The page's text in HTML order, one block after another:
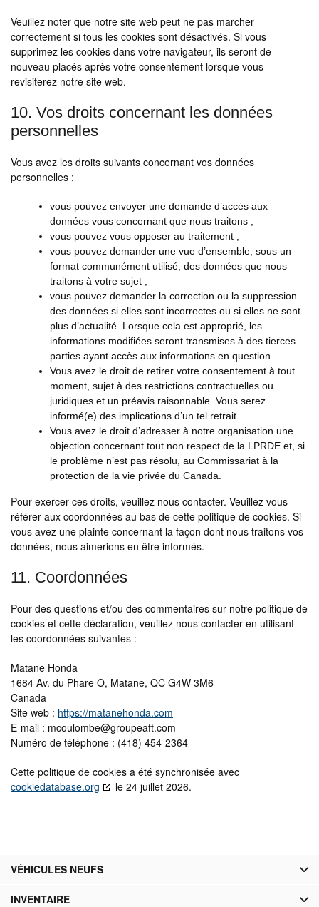
Veuillez noter que notre site web peut ne pas marcher
correctement si tous les cookies sont désactivés. Si vous
supprimez les cookies dans votre navigateur, ils seront de
nouveau placés après votre consentement lorsque vous
revisiterez notre site web.
10. Vos droits concernant les données
personnelles
Vous avez les droits suivants concernant vos données
personnelles :
vous pouvez envoyer une demande d’accès aux
données vous concernant que nous traitons ;
vous pouvez vous opposer au traitement ;
vous pouvez demander une vue d’ensemble, sous un
format communément utilisé, des données que nous
traitons à votre sujet ;
vous pouvez demander la correction ou la suppression
des données si elles sont incorrectes ou si elles ne sont
plus d’actualité. Lorsque cela est approprié, les
informations modifiées seront transmises à des tierces
parties ayant accès aux informations en question.
Vous avez le droit de retirer votre consentement à tout
moment, sujet à des restrictions contractuelles ou
juridiques et un préavis raisonnable. Vous serez
informé(e) des implications d’un tel retrait.
Vous avez le droit d’adresser à notre organisation une
objection concernant tout non respect de la LPRDE et, si
le problème n’est pas résolu, au Commissariat à la
protection de la vie privée du Canada.
Pour exercer ces droits, veuillez nous contacter. Veuillez vous
référer aux coordonnées au bas de cette politique de cookies. Si
vous avez une plainte concernant la façon dont nous traitons vos
données, nous aimerions en être informés.
11. Coordonnées
Pour des questions et/ou des commentaires sur notre politique de
cookies et cette déclaration, veuillez nous contacter en utilisant
les coordonnées suivantes :
Matane Honda
1684 Av. du Phare O, Matane, QC G4W 3M6
Canada
Site web : https://matanehonda.com
E-mail : mcoulombe@groupeaft.com
Numéro de téléphone : (418) 454-2364
Cette politique de cookies a été synchronisée avec
cookiedatabase.org
le 24 juillet 2026.
VÉHICULES NEUFS
INVENTAIRE